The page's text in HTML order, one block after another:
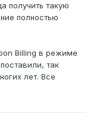
получить такую
полностью
Billing в режиме
так
лет. Все